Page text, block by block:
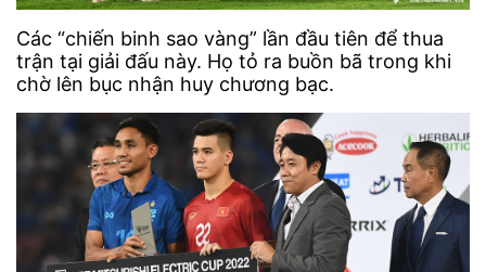
Các “chiến binh sao vàng” lần đầu tiên để thua
trận tại giải đấu này. Họ tỏ ra buồn bã trong khi
chờ lên bục nhận huy chương bạc.